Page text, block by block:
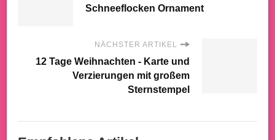
Schneeflocken Ornament
NÄCHSTER ARTIKEL
12 Tage Weihnachten - Karte und
Verzierungen mit großem
Sternstempel